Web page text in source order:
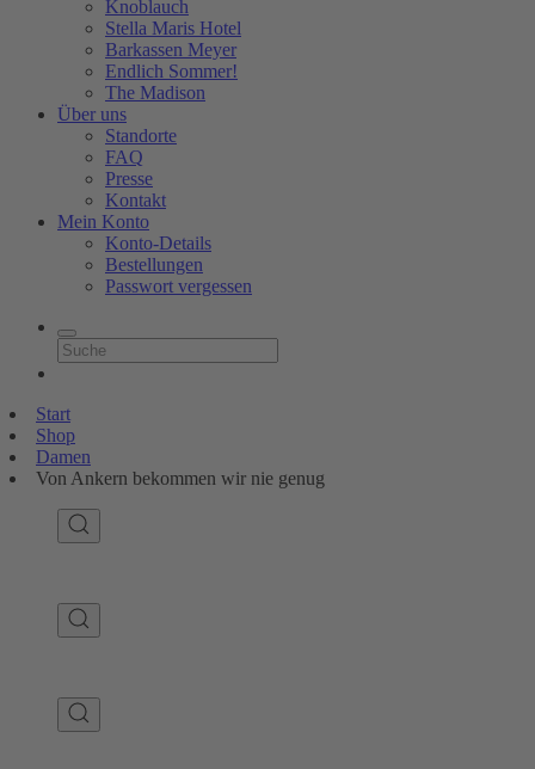
Knoblauch
Stella Maris Hotel
Barkassen Meyer
Endlich Sommer!
The Madison
Über uns
Standorte
FAQ
Presse
Kontakt
Mein Konto
Konto-Details
Bestellungen
Passwort vergessen
Start
Shop
Damen
Von Ankern bekommen wir nie genug